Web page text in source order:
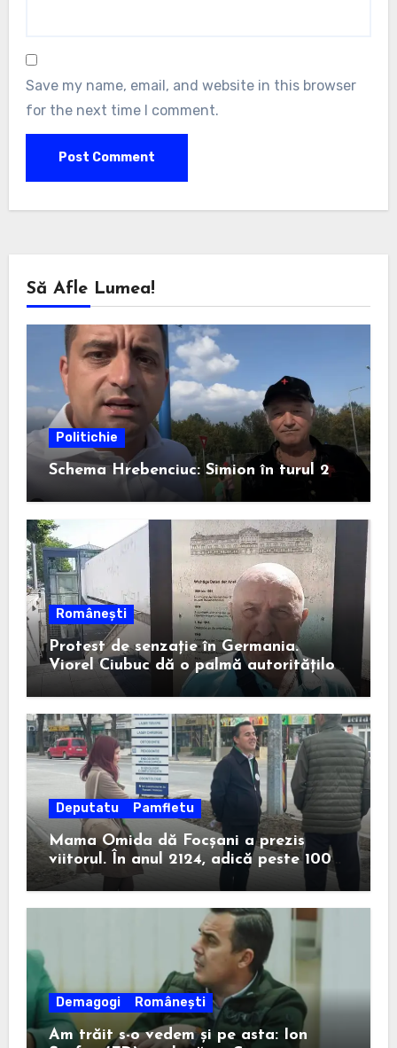
Save my name, email, and website in this browser
for the next time I comment.
Să Afle Lumea!
Politichie
Schema Hrebenciuc: Simion în turul 2
Românești
Protest de senzație în Germania.
Viorel Ciubuc dă o palmă autorităților
din România. Bravo, domnule inginer!
Deputatu Pamfletu
Mama Omida dă Focșani a prezis
viitorul. În anul 2124, adică peste 100
de ani, un anume Ion Ștefan va câștiga
la Consiliul Județean.
Demagogi Românești
Am trăit s-o vedem și pe asta: Ion